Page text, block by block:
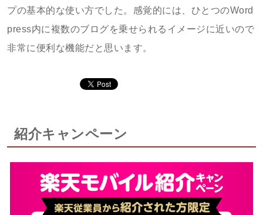
プの基本的な使い方でした。感覚的には、ひとつのWord
press内に複数のブログを乗せられるイメージに近いので
非常に便利な機能だと思います。
紹介キャンペーン